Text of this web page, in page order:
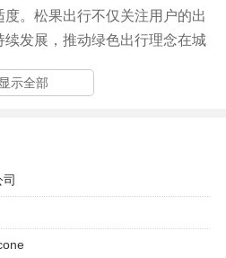
。松果出行不仅关注用户的出
发展，推动绿色出行理念在城
用户可以根据自己的需求选择
户可以快速找到离自己最近的
高了出行效率。
显示全部